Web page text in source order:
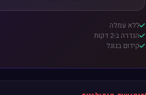
ללא עמלה
הגדרה ב-2 דקות
קידום בגוגל